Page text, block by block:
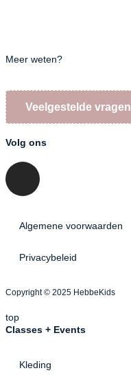
Meer weten?
Veelgestelde vragen
Volg ons
Algemene voorwaarden
Privacybeleid
Copyright © 2025 HebbeKids
top
Classes + Events
Kleding